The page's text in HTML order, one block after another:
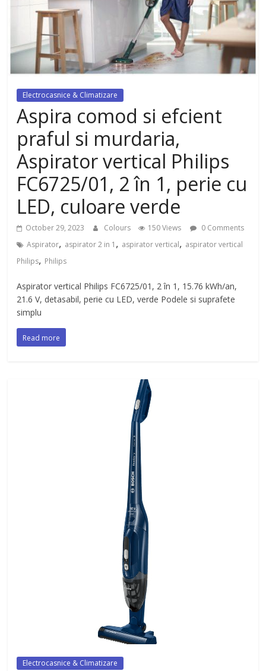
dezvoltat, cu Flexor Fitness-
dispozitiv pentru tonifiere muschi
Electrocasnice & Climatizare
Aspira comod si efcient
praful si murdaria,
Aspirator vertical Philips
FC6725/01, 2 în 1, perie cu
LED, culoare verde
October 29, 2023 Colours 150 Views
0 Comments
Aspirator, aspirator 2 in 1 , aspirator vertical, aspirator vertical
Philips, Philips
Aspirator vertical Philips FC6725/01, 2 în 1, 15.76 kWh/an,
21.6 V, detasabil, perie cu LED, verde Podele si suprafete
simplu
Read more
Electrocasnice & Climatizare